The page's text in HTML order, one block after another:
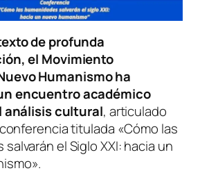
de profunda
el Movimiento
Humanismo ha
encuentro académico
análisis cultural, articulado
titulada «Cómo las
el Siglo XXI: hacia un
.